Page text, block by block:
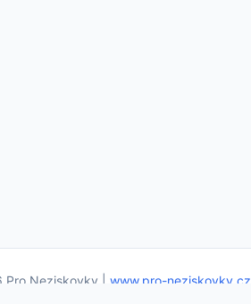
Pro Neziskovky | www.pro-neziskovky.cz